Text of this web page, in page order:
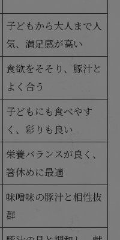
子どもから大人まで人
気、満足感が高い
食欲をそそり、豚汁と
よく合う
子どもにも食べやす
く、彩りも良い
栄養バランスが良く、
箸休めに最適
味噌味の豚汁と相性抜
群